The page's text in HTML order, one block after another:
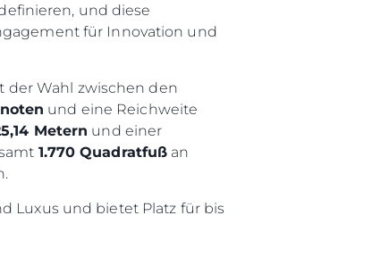
und diese
für Innovation und
Wahl zwischen den
und eine Reichweite
Metern und einer
1.770 Quadratfuß an
Luxus und bietet Platz für bis